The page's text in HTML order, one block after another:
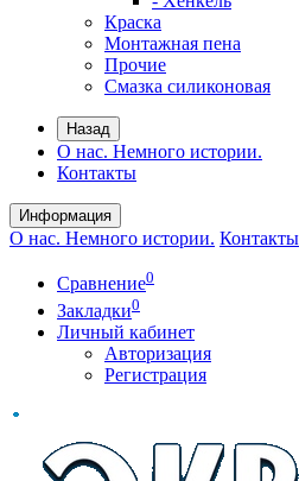
Краска
Монтажная пена
Прочие
Смазка силиконовая
Назад
О нас. Немного истории.
Контакты
Информация
О нас. Немного истории. Контакты
Сравнение0
Закладки0
Личный кабинет
Авторизация
Регистрация